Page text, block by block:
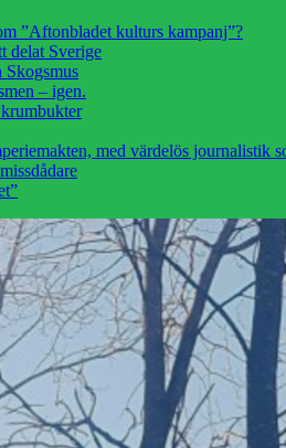
”Aftonbladet kulturs kampanj”?
delat Sverige
Skogsmus
– igen.
med värdelös journalistik